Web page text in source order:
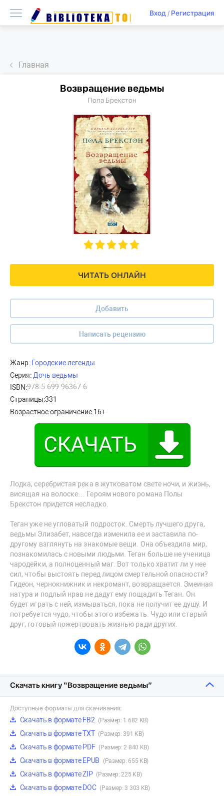
Вход/ Регистрация
Главная
ЧИТАТЬ ОНЛАЙН
Добавить
Написать рецензию
Возвращение ведьмы
Пола Брекстон
Жанр: Городские легенды
Серия: Дочь ведьмы
ISBN:978-5-699-96367-6
Страницы:331
Возрастное ограничение:16+
Лодка, серебристая река в жутковатом свете ночи, и жизнь,
висящая на волоске… Героям нового романа Полы
Брекстон придется несладко.
Теган уже не угловатый подросток. Смерть лучшего друга,
ведьмы Элизабет, навсегда изменила ее и заставила по-
другому взглянуть на знакомые вещи. Она объездила мир,
познакомилась с новыми людьми. Теган больше не ученица
чародейки, а полноценный маг. Вот только хватит ли у нее
сил, чтобы выстоять перед лицом смертельной опасности?
Гидеон, чернокнижник и некромант, возвращается. Змеиная
натура и подлый нрав не дадут ему пощадить Теган. Он
будет играть с ней, измываться, пока не получит ее душу. И
потребуется чудо, чтобы этого избежать. Чудо или старый
друг, готовый пожертвовать жизнью ради других.
Скачать книгу “Возвращение ведьмы”
Доступные форматы для скачивания:
Скачать в формате FB2 (Размер: 1 682 KB)
Скачать в формате TXT (Размер: 391 KB)
Скачать в формате PDF (Размер: 2 840 KB)
Скачать в формате EPUB (Размер: 655 KB)
Скачать в формате ZIP (Размер: 225 KB)
Скачать в формате DOC (Размер: 3 303 KB)